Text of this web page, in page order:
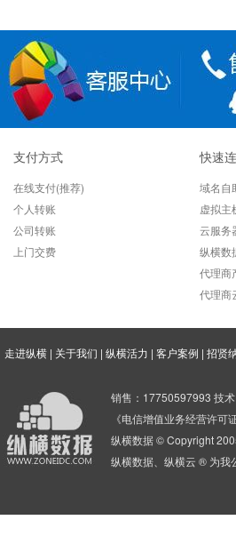
支付方式
在线支付(推荐)
个人转账
公司转账
上门交费
快速
域名自
虚拟主
云服务
纵横数
代理商
代理商
走进纵横 | 关于我们 | 纵横活力 | 客户案例 | 招贤
销售：17750597993 技
《电信增值业务经营许
纵横数据 © Copyright
纵横数据、纵横云 ® 为我